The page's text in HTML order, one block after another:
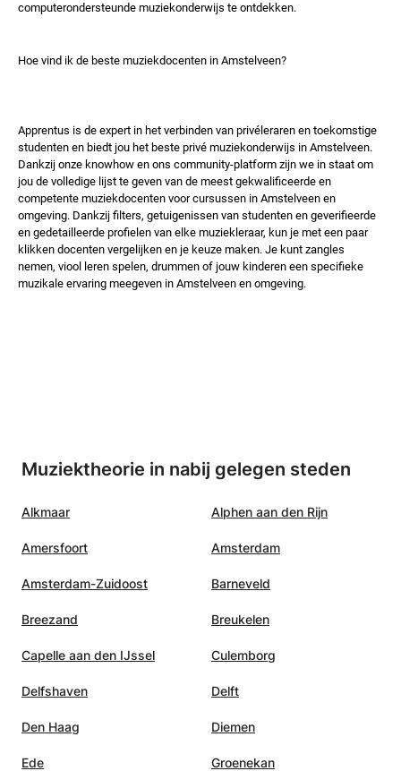
computerondersteunde muziekonderwijs te ontdekken.
Hoe vind ik de beste muziekdocenten in Amstelveen?
Apprentus is de expert in het verbinden van privéleraren en toekomstige
studenten en biedt jou het beste privé muziekonderwijs in Amstelveen.
Dankzij onze knowhow en ons community-platform zijn we in staat om
jou de volledige lijst te geven van de meest gekwalificeerde en
competente muziekdocenten voor cursussen in Amstelveen en
omgeving. Dankzij filters, getuigenissen van studenten en geverifieerde
en gedetailleerde profielen van elke muziekleraar, kun je met een paar
klikken docenten vergelijken en je keuze maken. Je kunt zangles
nemen, viool leren spelen, drummen of jouw kinderen een specifieke
muzikale ervaring meegeven in Amstelveen en omgeving.
Muziektheorie in nabij gelegen steden
Alkmaar Alphen aan den Rijn
Amersfoort Amsterdam
Amsterdam-Zuidoost Barneveld
Breezand Breukelen
Capelle aan den IJssel Culemborg
Delfshaven Delft
Den Haag Diemen
Ede Groenekan